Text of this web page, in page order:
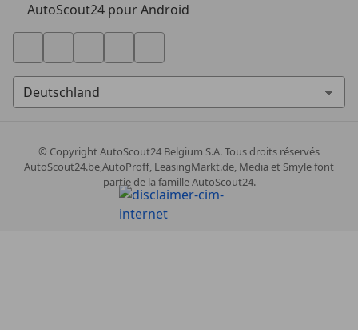
AutoScout24 pour Android
© CopyrightAutoScout24 Belgium S.A. Tous droits réservés
AutoScout24.be,AutoProff, LeasingMarkt.de, Media et Smyle font
partie de la famille AutoScout24.